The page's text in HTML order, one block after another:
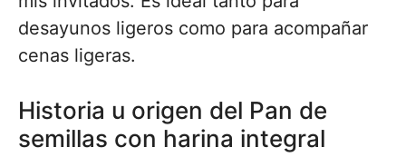
desayunos ligeros como para acompañar
cenas ligeras.
Historia u origen del Pan de
semillas con harina integral